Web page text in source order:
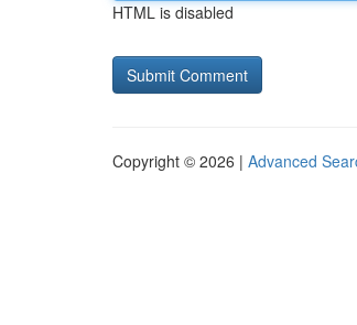
HTML is disabled
Copyright © 2026 | Advanced